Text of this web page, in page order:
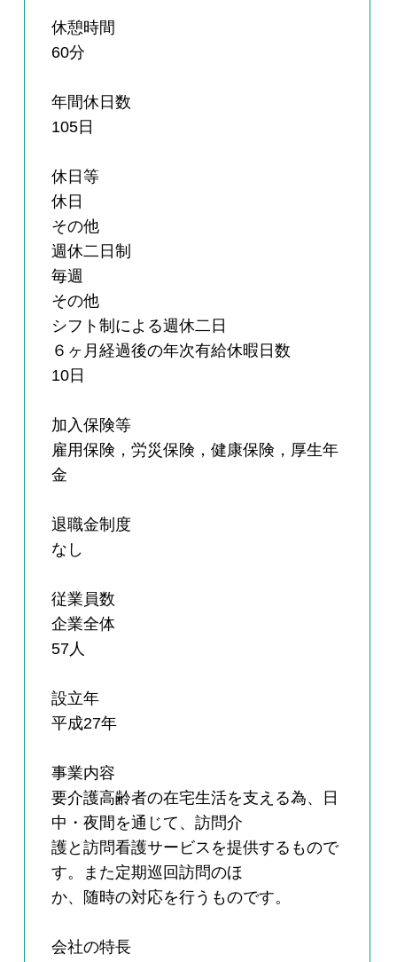
休憩時間
60分
年間休日数
105日
休日等
休日
その他
週休二日制
毎週
その他
シフト制による週休二日
６ヶ月経過後の年次有給休暇日数
10日
加入保険等
雇用保険，労災保険，健康保険，厚生年
金
退職金制度
なし
従業員数
企業全体
57人
設立年
平成27年
事業内容
要介護高齢者の在宅生活を支える為、日
中・夜間を通じて、訪問介
護と訪問看護サービスを提供するもので
す。また定期巡回訪問のほ
か、随時の対応を行うものです。
会社の特長